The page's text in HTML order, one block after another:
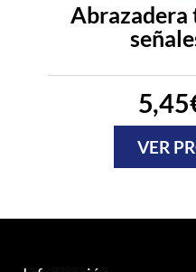
Abrazadera
5,45
VER